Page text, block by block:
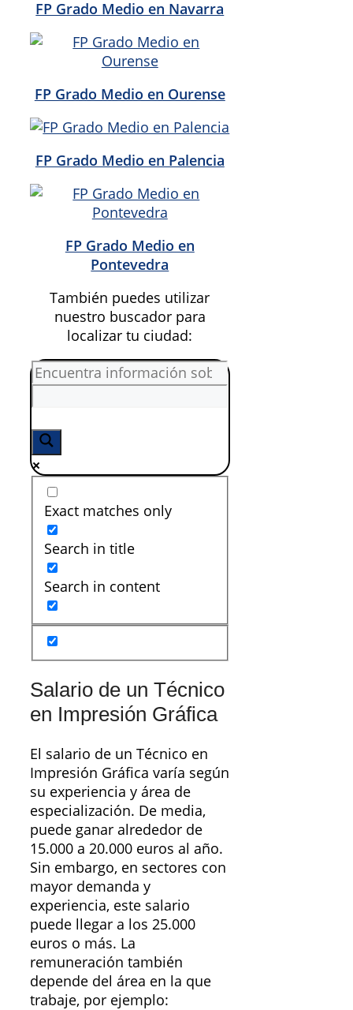
FP Grado Medio en Navarra
FP Grado Medio en Ourense
FP Grado Medio en Palencia
FP Grado Medio en
Pontevedra
También puedes utilizar
nuestro buscador para
localizar tu ciudad:
Exact matches only
Search in title
Search in content
Salario de un Técnico
en Impresión Gráfica
El salario de un Técnico en
Impresión Gráfica varía según
su experiencia y área de
especialización. De media,
puede ganar alrededor de
15.000 a 20.000 euros al año.
Sin embargo, en sectores con
mayor demanda y
experiencia, este salario
puede llegar a los 25.000
euros o más. La
remuneración también
depende del área en la que
trabaje, por ejemplo: